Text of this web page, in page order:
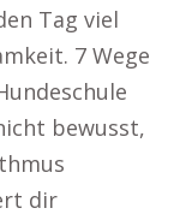
Tag viel
7 Wege
bewusst,
dir